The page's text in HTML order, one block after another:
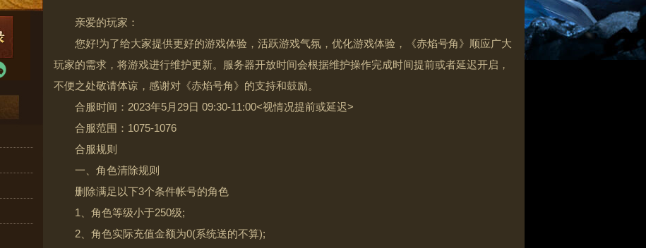
亲爱的玩家：
您好!为了给大家提供更好的游戏体验，活跃游戏气氛，优化游戏体验，《赤焰号角》顺应广大
玩家的需求，将游戏进行维护更新。服务器开放时间会根据维护操作完成时间提前或者延迟开启，
不便之处敬请体谅，感谢对《赤焰号角》的支持和鼓励。
合服时间：2023年5月29日 09:30-11:00<视情况提前或延迟>
合服范围：1075-1076
合服规则
一、角色清除规则
删除满足以下3个条件帐号的角色
1、角色等级小于250级;
2、角色实际充值金额为0(系统送的不算);